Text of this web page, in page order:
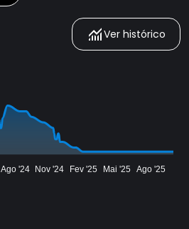
Ver histórico
Ago '24 Nov '24 Fev '25 Mai '25 Ago '25